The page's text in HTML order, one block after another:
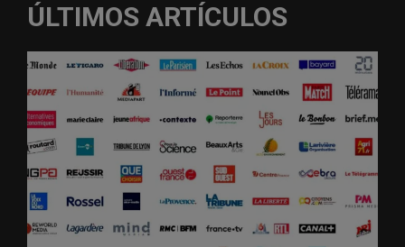
ÚLTIMOS ARTÍCULOS